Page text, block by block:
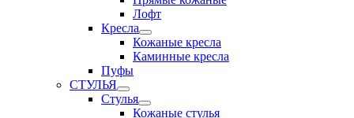
Лофт
Кресла
Кожаные кресла
Каминные кресла
Пуфы
СТУЛЬЯ
Стулья
Кожаные стулья